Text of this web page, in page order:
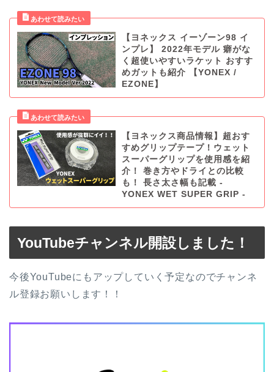
【ヨネックス イーゾーン98 イ
ンプレ】 2022年モデル 癖がな
く超使いやすいラケット おすす
めガットも紹介 【YONEX /
EZONE】
【ヨネックス商品情報】超おす
すめグリップテープ！ウェット
スーパーグリップを使用感を紹
介！ 巻き方やドライとの比較
も！ 長さ太さ幅も記載 -
YONEX WET SUPER GRIP -
YouTubeチャンネル開設しました！
今後YouTubeにもアップしていく予定なのでチャンネ
ル登録お願いします！！